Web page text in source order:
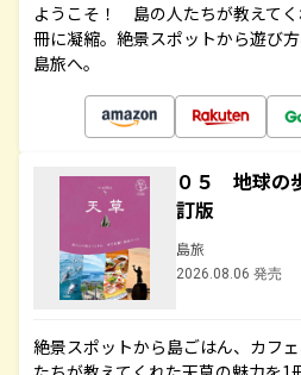
ようこそ！ 島の人たちが教えて
冊に凝縮。絶景スポットから遊び
島旅へ。
０５ 地球
訂版
島旅
2026.08.06 発売
絶景スポットから島ごはん、カフ